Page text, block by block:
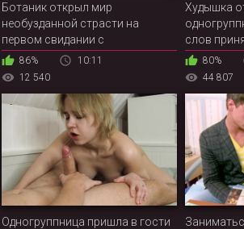
Ботаник открыл мир
необузданной страсти на
первом свидании с
одногруппницой
86%
10:11
12 540
Худышка
слов
80%
44 807
Одногруппница пришла в гости